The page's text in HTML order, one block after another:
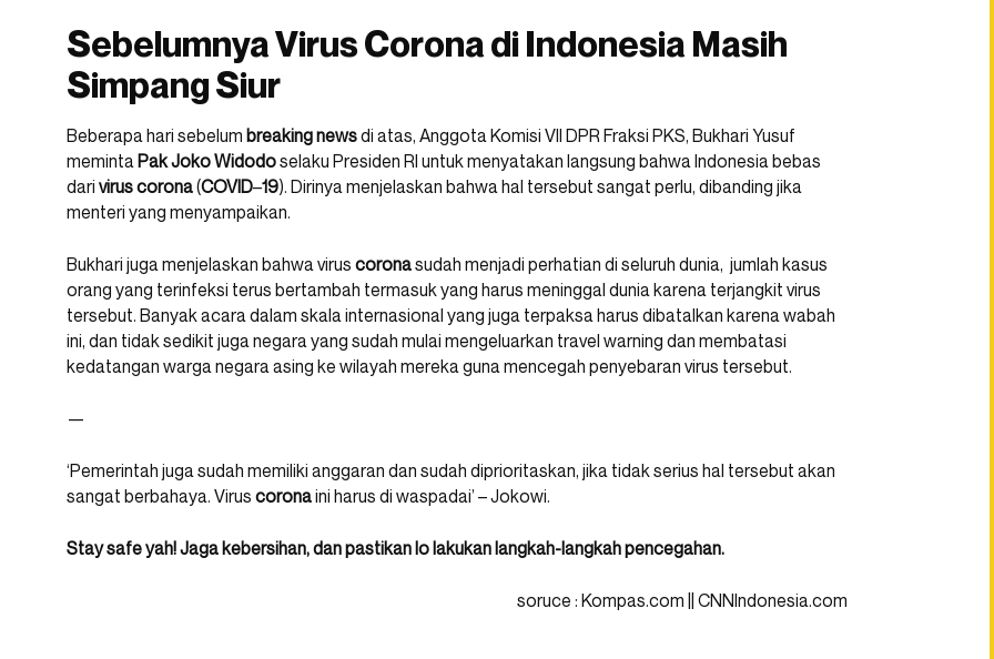
Sebelumnya Virus Corona di Indonesia Masih
Simpang Siur
Beberapa hari sebelum breaking newsdi atas, Anggota Komisi VII DPR Fraksi PKS, Bukhari Yusuf
meminta PakJokoWidodoselaku Presiden RI untuk menyatakan langsung bahwa Indonesia bebas
dari viruscorona(COVID–19). Dirinya menjelaskan bahwa hal tersebut sangat perlu, dibanding jika
menteri yang menyampaikan.
Bukhari juga menjelaskan bahwa virus coronasudah menjadi perhatian di seluruh dunia, jumlah kasus
orang yang terinfeksi terus bertambah termasuk yang harus meninggal dunia karena terjangkit virus
tersebut. Banyak acara dalam skala internasional yang juga terpaksa harus dibatalkan karena wabah
ini, dan tidak sedikit juga negara yang sudah mulai mengeluarkan travel warning dan membatasi
kedatangan warga negara asing ke wilayah mereka guna mencegah penyebaran virus tersebut.
—
‘Pemerintah juga sudah memiliki anggaran dan sudah diprioritaskan, jika tidak serius hal tersebut akan
sangat berbahaya. Virus coronaini harus di waspadai’ – Jokowi.
Stay safe yah! Jaga kebersihan, dan pastikan lo lakukan langkah-langkah pencegahan.
soruce : Kompas.com || CNNIndonesia.com